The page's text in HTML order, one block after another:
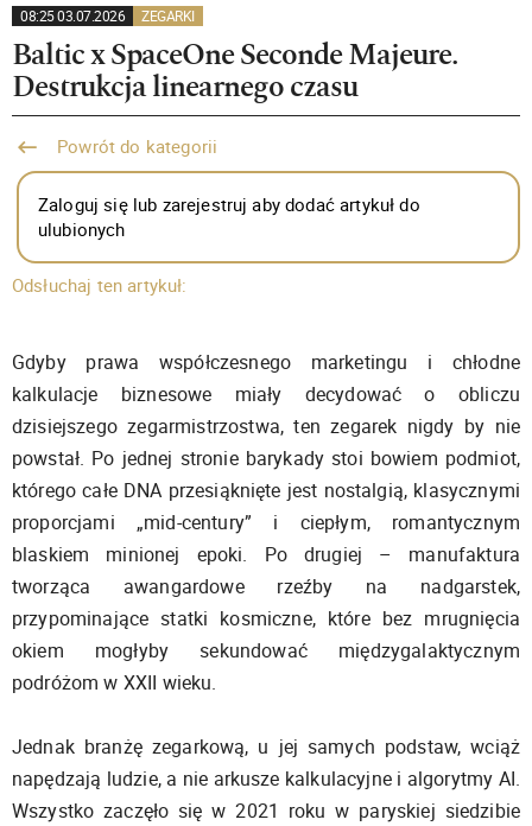
08:25 03.07.2026 ZEGARKI
Baltic x SpaceOne Seconde Majeure.
Destrukcja linearnego czasu
Powrót do kategorii
Zaloguj się lub zarejestruj aby dodać artykuł do
ulubionych
Odsłuchaj ten artykuł:
Gdyby prawa współczesnego marketingu i chłodne
kalkulacje biznesowe miały decydować o obliczu
dzisiejszego zegarmistrzostwa, ten zegarek nigdy by nie
powstał. Po jednej stronie barykady stoi bowiem podmiot,
którego całe DNA przesiąknięte jest nostalgią, klasycznymi
proporcjami „mid-century” i ciepłym, romantycznym
blaskiem minionej epoki. Po drugiej – manufaktura
tworząca awangardowe rzeźby na nadgarstek,
przypominające statki kosmiczne, które bez mrugnięcia
okiem mogłyby sekundować międzygalaktycznym
podróżom w XXII wieku.
Jednak branżę zegarkową, u jej samych podstaw, wciąż
napędzają ludzie, a nie arkusze kalkulacyjne i algorytmy AI.
Wszystko zaczęło się w 2021 roku w paryskiej siedzibie